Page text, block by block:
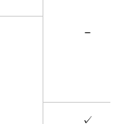
−
✓